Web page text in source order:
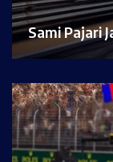
Sami Pajari